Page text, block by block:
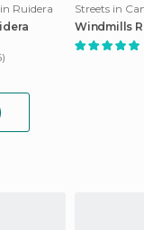
Ruidera
Windmills